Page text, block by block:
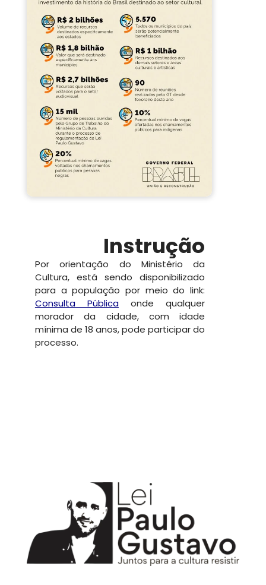
Instrução
Por orientação do Ministério da
Cultura, está sendo disponibilizado
para a população por meio do link:
Consulta Públicaonde qualquer
morador da cidade, com idade
mínima de 18 anos, pode participar do
processo.